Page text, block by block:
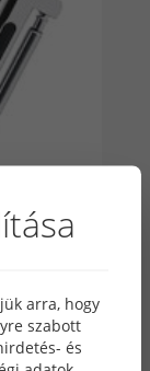
45/49
arra, hogy
szabott
és